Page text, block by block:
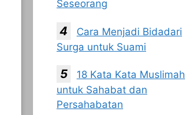
Seseorang
Cara Menjadi Bidadari
Surga untuk Suami
18 Kata Kata Muslimah
untuk Sahabat dan
Persahabatan